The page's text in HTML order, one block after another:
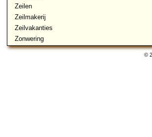
Zeilen
Zeilmakerij
Zeilvakanties
Zonwering
©